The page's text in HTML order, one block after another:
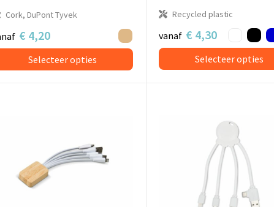
Cork, DuPont Tyvek
€ 4,20
Selecteer opties
Recycled plastic
vanaf € 4,30
Selecteer opties